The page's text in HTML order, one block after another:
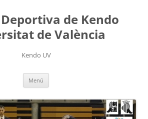
Deportiva de Kendo
de València
Kendo UV
Menú